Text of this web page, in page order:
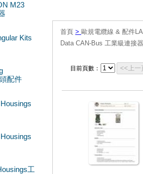
M23
Kits
配件
工
首頁 > 歐規電纜線 & 配件
Data CAN-Bus 工業級連接器
目前頁數： <<上一